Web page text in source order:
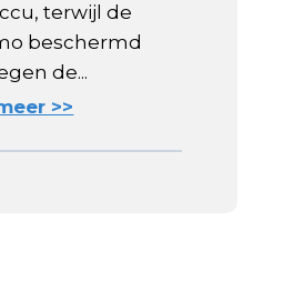
terwijl de
beschermd
de...
>>